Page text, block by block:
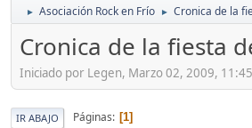
► Asociación Rock en Frío ► Cronica de la
Cronica de la fiesta
Iniciado por Legen, Marzo 02, 2009,
IR ABAJO Páginas 1